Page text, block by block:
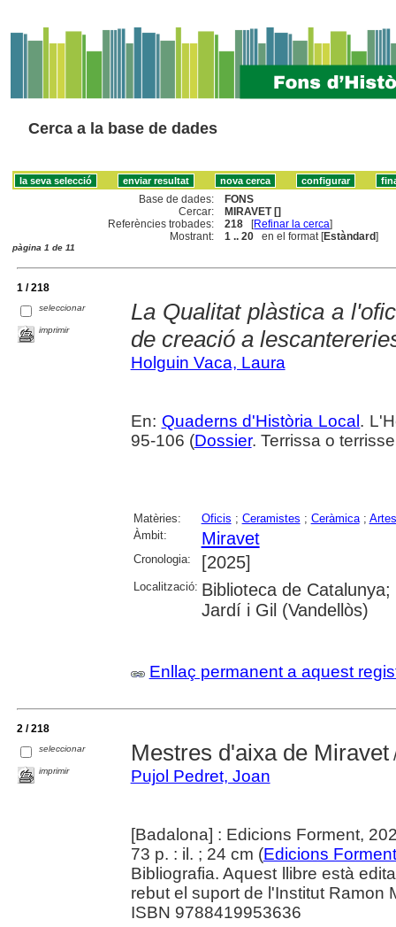
Cerca a la base de dades
Base de dades:
FONS
Cercar:
MIRAVET []
Referències trobades:
218 [Refinar la cerca]
Mostrant:
1 .. 20 en el format [Estàndard]
pàgina 1 de 11
1 / 218
seleccionar
imprimir
La Qualitat plàstica a
de creació a
Holguin Vaca, Laura
En: Quaderns d'Història Local .
95-106 (Dossier. Terrissa o
Matèries: Oficis ; Ceramistes ; Ceràmica;
Àmbit:
Miravet
Cronologia: [2025]
Localització: Biblioteca de
Jardí i Gil (Vandellòs)
Enllaç permanent a aquest
2 / 218
seleccionar
imprimir
Mestres d'aixa de Miravet
Pujol Pedret, Joan
[Badalona] : Edicions Forment,
73 p. : il. ; 24 cm (Edicions Forment
Bibliografia. Aquest llibre està
rebut el suport de l'Institut Ramon
ISBN 9788419953636